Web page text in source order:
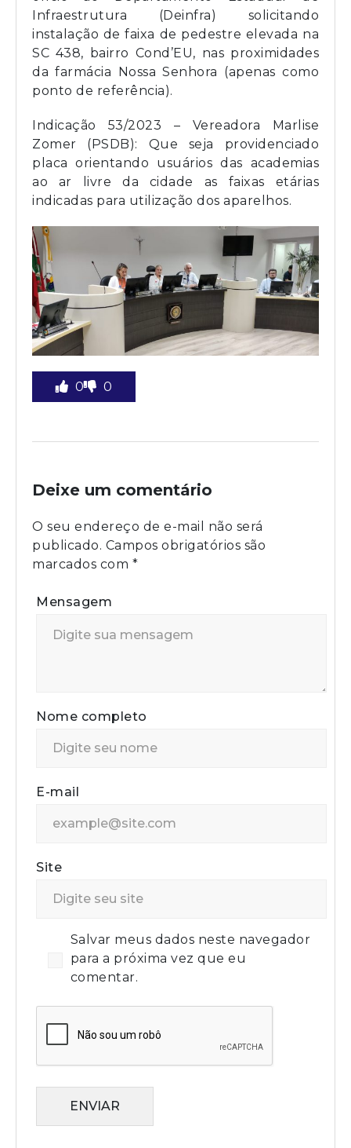
Infraestrutura (Deinfra) solicitando
instalação de faixa de pedestre elevada na
SC 438, bairro Cond’EU, nas proximidades
da farmácia Nossa Senhora (apenas como
ponto de referência).
Indicação 53/2023 – Vereadora Marlise
Zomer (PSDB): Que seja providenciado
placa orientando usuários das academias
ao ar livre da cidade as faixas etárias
indicadas para utilização dos aparelhos.
0 0
Deixe um comentário
O seu endereço de e-mail não será
publicado. Campos obrigatórios são
marcados com *
Mensagem
Nome completo
E-mail
Site
Salvar meus dados neste navegador
para a próxima vez que eu
comentar.
ENVIAR